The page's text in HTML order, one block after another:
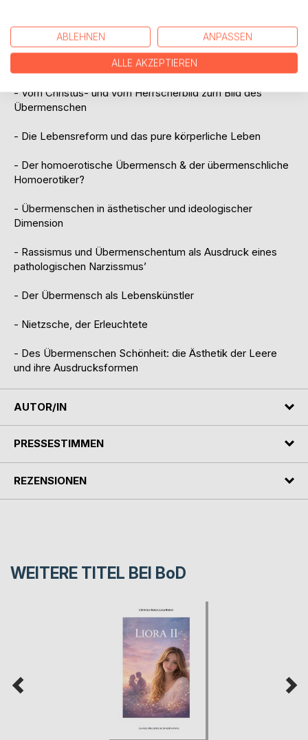
unsere Gegenwart gewagt.
- Vom Christus- und vom Herrscherbild zum Bild des
Übermenschen
- Die Lebensreform und das pure körperliche Leben
- Der homoerotische Übermensch & der übermenschliche
Homoerotiker?
- Übermenschen in ästhetischer und ideologischer
Dimension
- Rassismus und Übermenschentum als Ausdruck eines
pathologischen Narzissmus’
- Der Übermensch als Lebenskünstler
- Nietzsche, der Erleuchtete
- Des Übermenschen Schönheit: die Ästhetik der Leere
und ihre Ausdrucksformen
AUTOR/IN
PRESSESTIMMEN
REZENSIONEN
WEITERE TITEL BEI BoD
ABLEHNEN ANPASSEN
ALLE AKZEPTIEREN